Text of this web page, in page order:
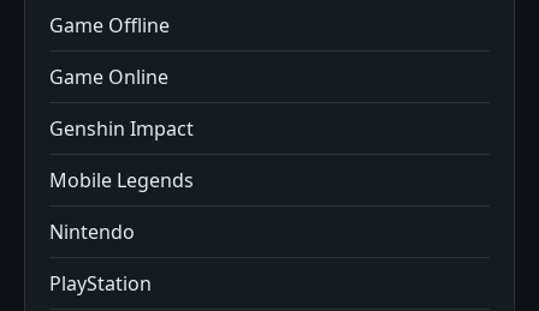
Game Offline
Game Online
Genshin Impact
Mobile Legends
Nintendo
PlayStation